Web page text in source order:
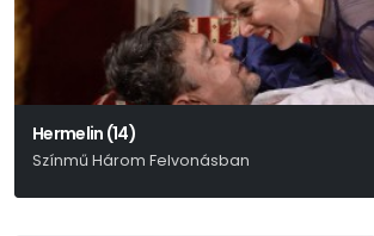
Hermelin (14)
Színmű Három Felvonásban